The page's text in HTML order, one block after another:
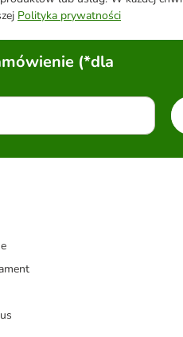
Polityka prywatności
(*dla